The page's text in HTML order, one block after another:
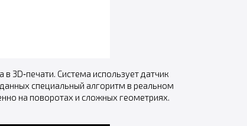
3D‑печати. Система использует датчик
специальный алгоритм в реальном
на поворотах и сложных геометриях.